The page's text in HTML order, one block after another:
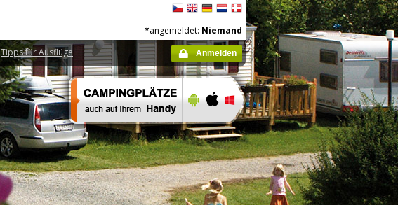
Tipps für Ausflüge
*angemeldet: Niemand
Anmelden